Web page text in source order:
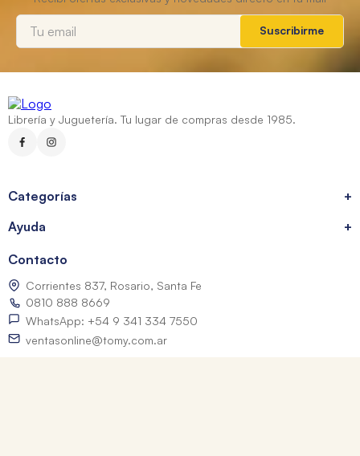
Suscribirme
Librería y Juguetería. Tu lugar de compras desde 1985.
Categorías
+
Ayuda
+
Contacto
Corrientes 837, Rosario, Santa Fe
0810 888 8669
WhatsApp: +54 9 341 334 7550
ventasonline@tomy.com.ar